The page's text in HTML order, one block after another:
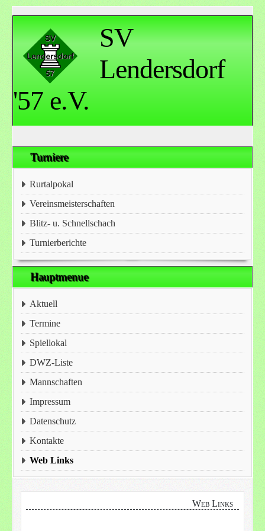
SV
Lendersdorf
'57 e.V.
Turniere
Rurtalpokal
Vereinsmeisterschaften
Blitz- u. Schnellschach
Turnierberichte
Hauptmenue
Aktuell
Termine
Spiellokal
DWZ-Liste
Mannschaften
Impressum
Datenschutz
Kontakte
Web Links
Web Links